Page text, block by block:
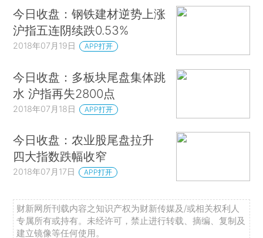
今日收盘：钢铁建材逆势上涨
沪指五连阴续跌0.53%
2018年07月19日 APP打开
今日收盘：多板块尾盘集体跳
水 沪指再失2800点
2018年07月18日 APP打开
今日收盘：农业股尾盘拉升
四大指数跌幅收窄
2018年07月17日 APP打开
财新网所刊载内容之知识产权为财新传媒及/或相关权利人
专属所有或持有。未经许可，禁止进行转载、摘编、复制及
建立镜像等任何使用。